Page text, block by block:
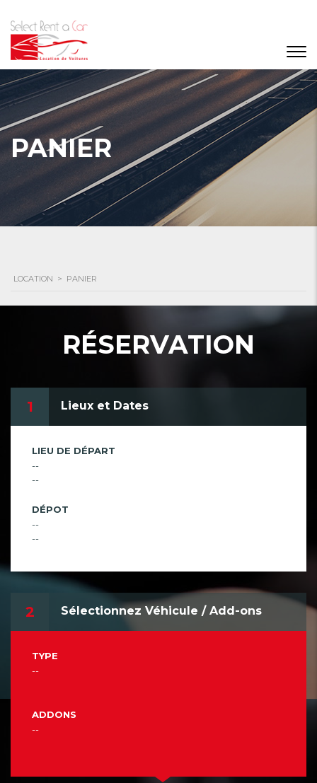
PANIER
LOCATION > PANIER
RÉSERVATION
1 Lieux et Dates
LIEU DE DÉPART
--
--
DÉPOT
--
--
2 Sélectionnez Véhicule / Add-ons
TYPE
--
ADDONS
--